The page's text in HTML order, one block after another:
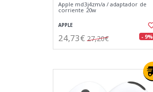
Apple md3j4zm/a / adaptador de
corriente 20w
APPLE
24,73€ 27,20€ - 9%